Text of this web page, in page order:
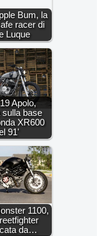
Bum, la
racer di
Luque
Apolo,
sulla base
XR600
91'
1100,
da…